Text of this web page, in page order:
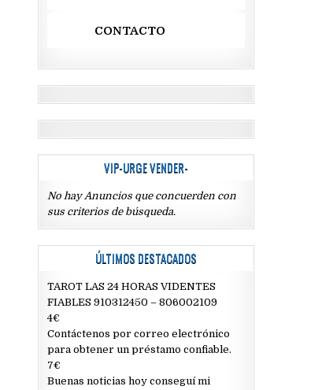
CONTACTO
VIP-URGE VENDER-
No hay Anuncios que concuerden con
sus criterios de búsqueda.
ÚLTIMOS DESTACADOS
TAROT LAS 24 HORAS VIDENTES
FIABLES 910312450 – 806002109
4€
Contáctenos por correo electrónico
para obtener un préstamo confiable.
7€
Buenas noticias hoy conseguí mi